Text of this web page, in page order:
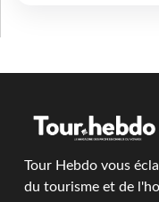
Tour Hebdo vous
du tourisme et de